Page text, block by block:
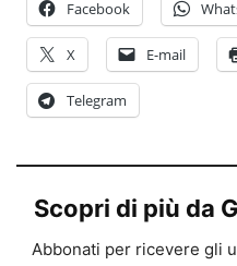
Facebook
X E-mail
Telegram
Scopri di più da
Abbonati per ricevere gli